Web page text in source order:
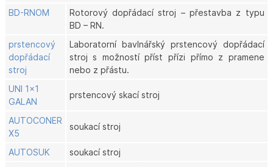
BD-RNOM
Rotorový dopřádací stroj – přestavba z typu
BD – RN.
prstencový
dopřádací
stroj
Laboratorní bavlnářský prstencový dopřádací
stroj s možností příst přízi přímo z pramene
nebo z přástu.
UNI 1x1
GALAN
prstencový skací stroj
AUTOCONER
X5
soukací stroj
AUTOSUK
soukací stroj